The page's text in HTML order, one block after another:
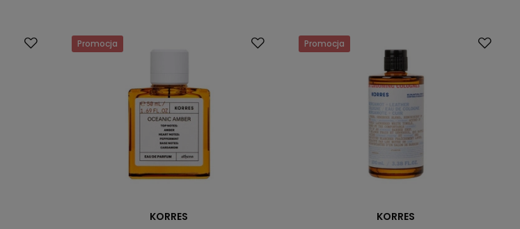
Promocja
KORRES
Promocja
KORRES